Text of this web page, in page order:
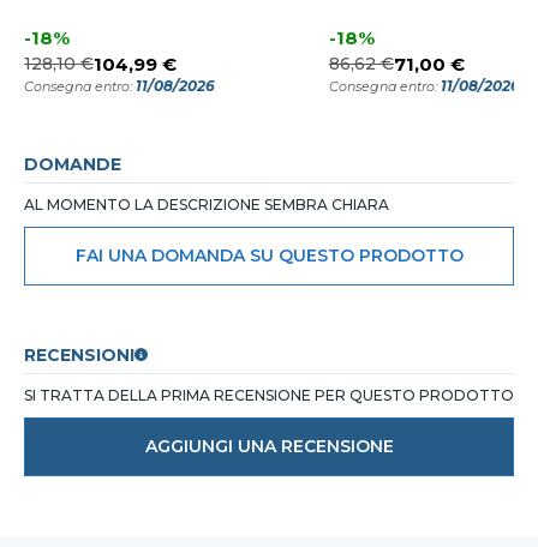
-18%
128,10 €104,99 €
Consegna entro: 11/08/2026
-18%
86,62 €71,00 €
Consegna entro: 11/08/2026
DOMANDE
AL MOMENTO LA DESCRIZIONE SEMBRA CHIARA
FAI UNA DOMANDA SU QUESTO PRODOTTO
RECENSIONI
SI TRATTA DELLA PRIMA RECENSIONE PER QUESTO PRODOTTO
AGGIUNGI UNA RECENSIONE